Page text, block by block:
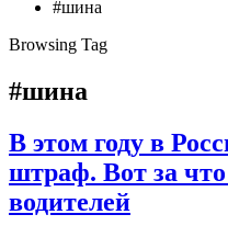
#шина
Browsing Tag
#шина
В этом году в
штраф. Вот за
водителей